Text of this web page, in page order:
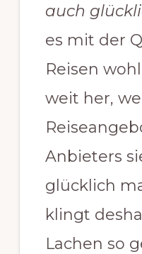
auch
es mit der
Reisen
weit her,
Anbieters
glücklich
klingt
Lachen so